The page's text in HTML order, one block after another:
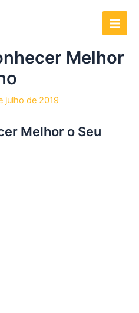
Melhor
julho de 2019
Melhor o Seu